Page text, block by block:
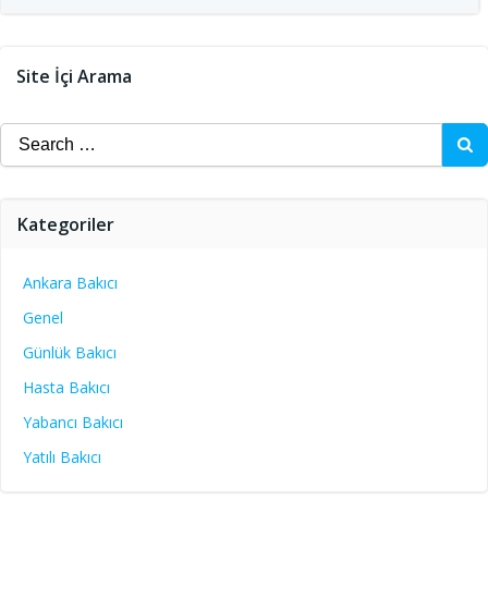
Site İçi Arama
Search
for:
Kategoriler
Ankara Bakıcı
Genel
Günlük Bakıcı
Hasta Bakıcı
Yabancı Bakıcı
Yatılı Bakıcı